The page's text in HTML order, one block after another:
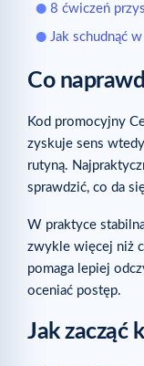
8 ćwiczeń
Jak schudnąć
Co
Kod promocyjny
zyskuje sens
rutyną.
sprawdzić, co da
W praktyce
zwykle więcej niż
pomaga lepiej
oceniać postęp.
Jak zacząć